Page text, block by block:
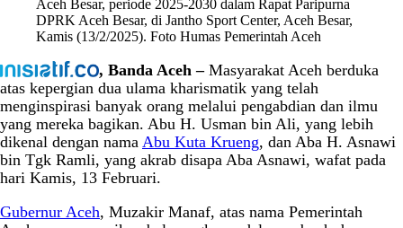
Aceh Besar, periode 2025-2030 dalam Rapat Paripurna
DPRK Aceh Besar, di Jantho Sport Center, Aceh Besar,
Kamis (13/2/2025). Foto Humas Pemerintah Aceh
, Banda Aceh –Masyarakat Aceh berduka
atas kepergian dua ulama kharismatik yang telah
menginspirasi banyak orang melalui pengabdian dan ilmu
yang mereka bagikan. Abu H. Usman bin Ali, yang lebih
dikenal dengan nama Abu Kuta Krueng, dan Aba H. Asnawi
bin Tgk Ramli, yang akrab disapa Aba Asnawi, wafat pada
hari Kamis, 13 Februari.
Gubernur Aceh, Muzakir Manaf, atas nama Pemerintah